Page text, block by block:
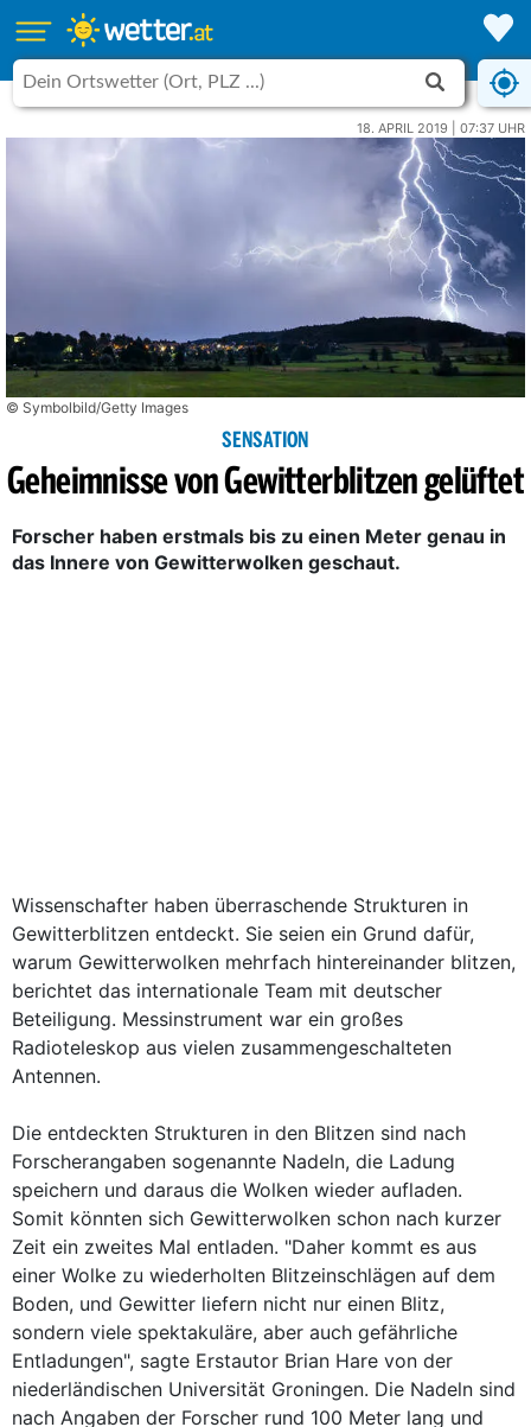
18. APRIL 2019 | 07:37 UHR
© Symbolbild/Getty Images
SENSATION
Geheimnisse von Gewitterblitzen gelüftet
Forscher haben erstmals bis zu einen Meter genau in
das Innere von Gewitterwolken geschaut.
Wissenschafter haben überraschende Strukturen in
Gewitterblitzen entdeckt. Sie seien ein Grund dafür,
warum Gewitterwolken mehrfach hintereinander blitzen,
berichtet das internationale Team mit deutscher
Beteiligung. Messinstrument war ein großes
Radioteleskop aus vielen zusammengeschalteten
Antennen.
Die entdeckten Strukturen in den Blitzen sind nach
Forscherangaben sogenannte Nadeln, die Ladung
speichern und daraus die Wolken wieder aufladen.
Somit könnten sich Gewitterwolken schon nach kurzer
Zeit ein zweites Mal entladen. "Daher kommt es aus
einer Wolke zu wiederholten Blitzeinschlägen auf dem
Boden, und Gewitter liefern nicht nur einen Blitz,
sondern viele spektakuläre, aber auch gefährliche
Entladungen", sagte Erstautor Brian Hare von der
niederländischen Universität Groningen. Die Nadeln sind
nach Angaben der Forscher rund 100 Meter lang und